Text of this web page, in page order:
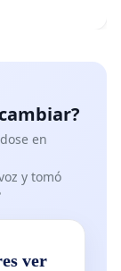
en
y tomó
ver